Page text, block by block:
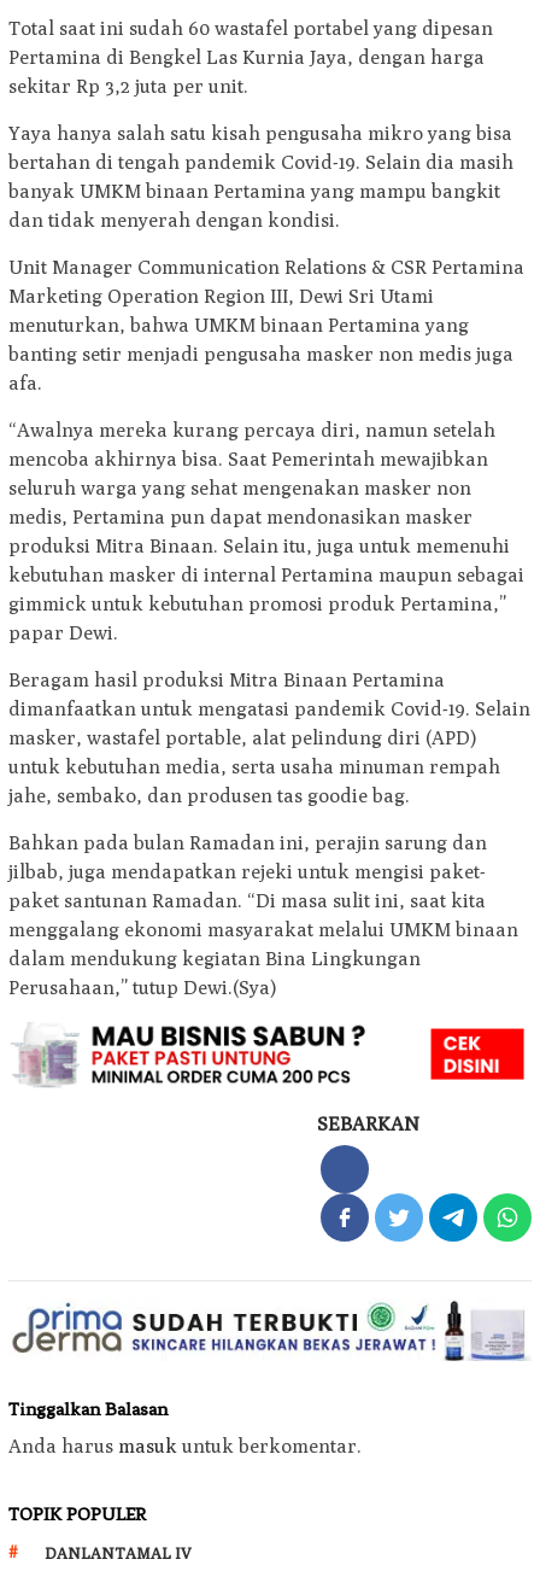
Total saat ini sudah 60 wastafel portabel yang dipesan
Pertamina di Bengkel Las Kurnia Jaya, dengan harga
sekitar Rp 3,2 juta per unit.
Yaya hanya salah satu kisah pengusaha mikro yang bisa
bertahan di tengah pandemik Covid-19. Selain dia masih
banyak UMKM binaan Pertamina yang mampu bangkit
dan tidak menyerah dengan kondisi.
Unit Manager Communication Relations & CSR Pertamina
Marketing Operation Region III, Dewi Sri Utami
menuturkan, bahwa UMKM binaan Pertamina yang
banting setir menjadi pengusaha masker non medis juga
afa.
“Awalnya mereka kurang percaya diri, namun setelah
mencoba akhirnya bisa. Saat Pemerintah mewajibkan
seluruh warga yang sehat mengenakan masker non
medis, Pertamina pun dapat mendonasikan masker
produksi Mitra Binaan. Selain itu, juga untuk memenuhi
kebutuhan masker di internal Pertamina maupun sebagai
gimmick untuk kebutuhan promosi produk Pertamina,”
papar Dewi.
Beragam hasil produksi Mitra Binaan Pertamina
dimanfaatkan untuk mengatasi pandemik Covid-19. Selain
masker, wastafel portable, alat pelindung diri (APD)
untuk kebutuhan media, serta usaha minuman rempah
jahe, sembako, dan produsen tas goodie bag.
Bahkan pada bulan Ramadan ini, perajin sarung dan
jilbab, juga mendapatkan rejeki untuk mengisi paket-
paket santunan Ramadan. “Di masa sulit ini, saat kita
menggalang ekonomi masyarakat melalui UMKM binaan
dalam mendukung kegiatan Bina Lingkungan
Perusahaan,” tutup Dewi.(Sya)
SEBARKAN
Tinggalkan Balasan
Anda harus masuk untuk berkomentar.
TOPIK POPULER
DANLANTAMAL IV